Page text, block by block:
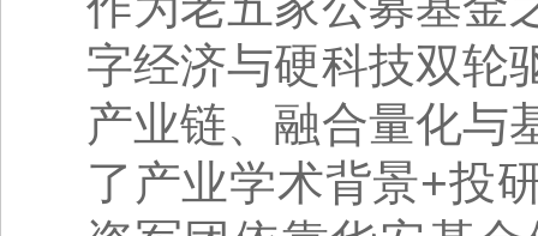
字经济与硬科技双轮
产业链、融合量化与
了产业学术背景+投